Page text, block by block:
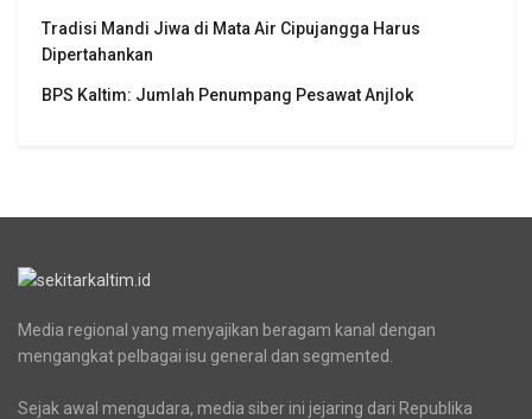
Tradisi Mandi Jiwa di Mata Air Cipujangga Harus
Dipertahankan
BPS Kaltim: Jumlah Penumpang Pesawat Anjlok
Media regional yang menyajikan beragam kanal dengan
mengangkat pelbagai isu general dan segmented.
Sejak awal mengudara, media siber ini jejaring dari Republika